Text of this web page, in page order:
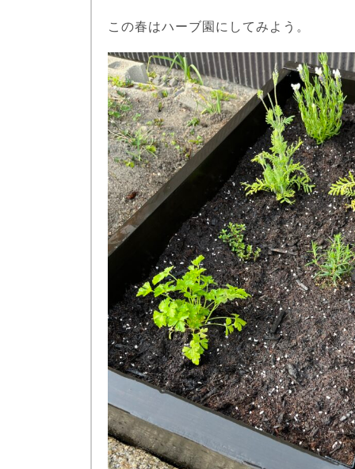
この春はハーブ園にしてみよう。